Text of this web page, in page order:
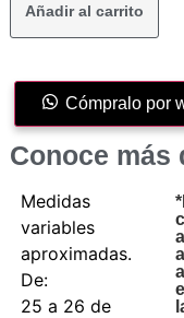
Añadir al carrito
Cómpralo por
Conoce más
Medidas
variables
aproximadas.
De:
25 a 26 de